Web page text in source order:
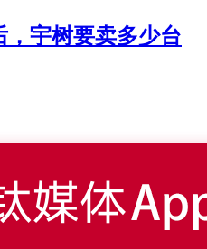
，宇树要卖多少台